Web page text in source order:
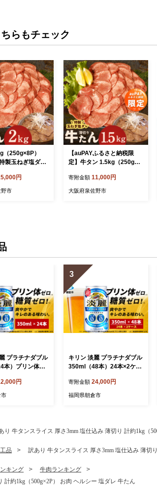
らもチェック
（250g×8P）
製玉ねぎ塩ダレ
い 小分け】 G45
円
野市
【auPAYふるさと納税限
定】牛タン 1.5kg（250g×6
ダレ 牛たん 牛肉 焼肉用 訳
あり サイズ不揃い 小分け】
寄附金額 11,000円
大阪府泉佐野市
プラチナダブル
本）プリン体ゼ
産 ALC.5.5% ア
％ お酒 プリン
円
市
3
キリン 淡麗 プラチナダブル
350ml（48本）24本×2ケー
場産 ビール キリンビール
お酒 アルコール 酵母 抑制
寄附金額 24,000円
福岡県朝倉市
り 牛タンスライス 厚さ3mm 塩仕込み 薄切り 計約1kg（
品 訳あり 牛タンスライス 厚さ3mm 塩仕込み 薄切
キング
牛肉ランキング
約1kg（500g×2P） お肉 ヘルシー 塩ダレ 牛たん